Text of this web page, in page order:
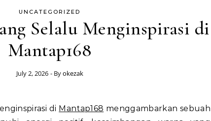
UNCATEGORIZED
Selalu Menginspirasi di
Mantap168
July 2, 2026 - Byokezak
di Mantap168 menggambarkan sebuah